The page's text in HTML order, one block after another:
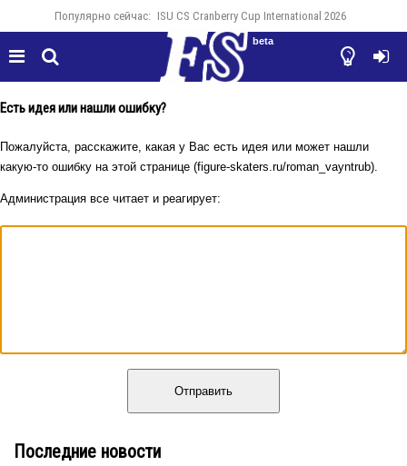
Популярно сейчас: ISU CS Cranberry Cup International 2026
  

beta
Есть идея или нашли ошибку?
Пожалуйста, расскажите, какая у Вас есть идея или может нашли
какую-то ошибку на этой странице (figure-skaters.ru/roman_vayntrub).
Администрация все читает и реагирует:
Отправить
Последние новости